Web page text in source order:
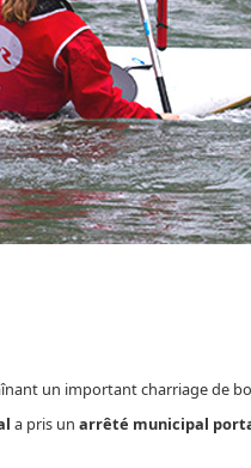
un important charriage de
a pris un arrêté municipal